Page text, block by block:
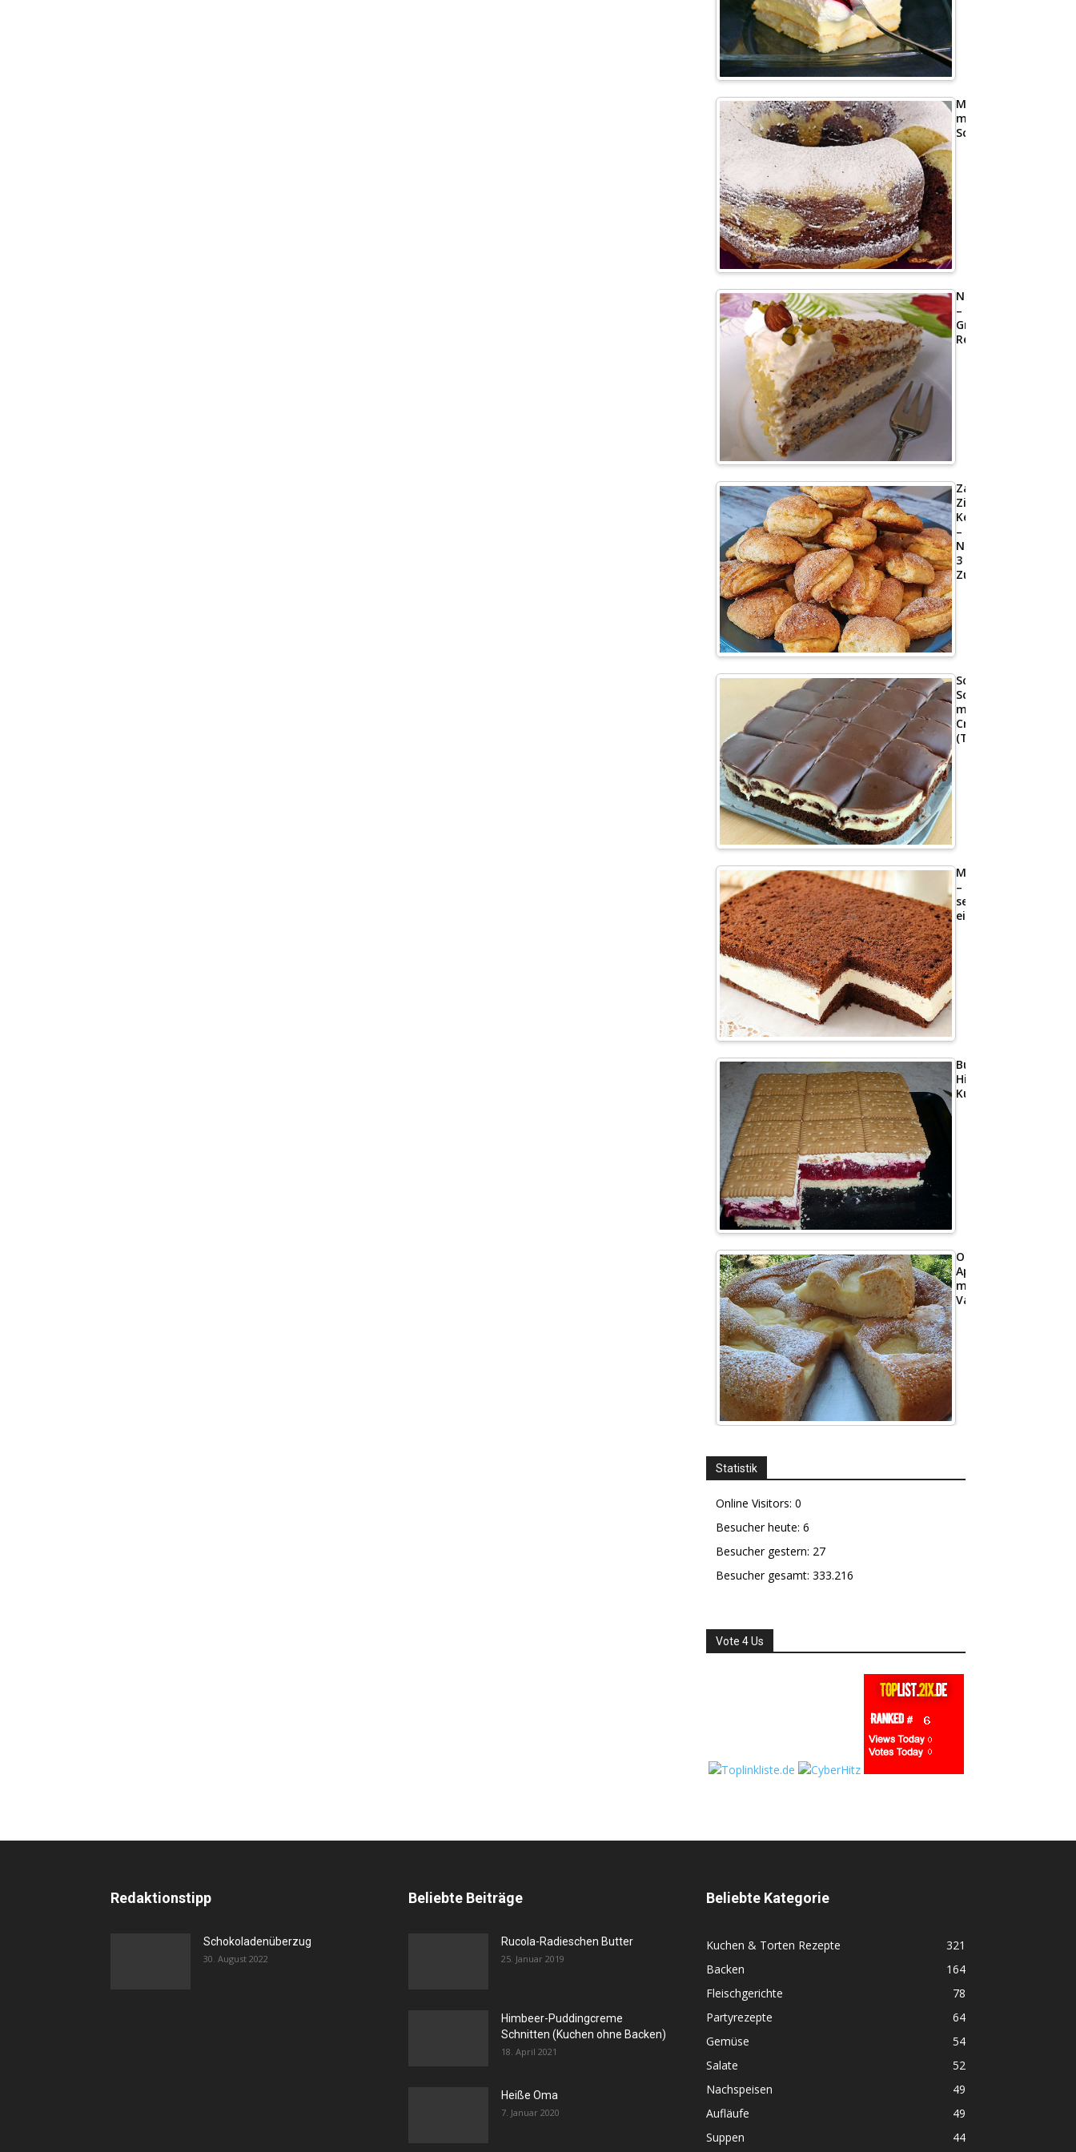
Marmorkuchen
mit
Schmand
Nusstorte
–
Großmutters
Rezept
Zarte
Zimt-
Kekse
–
Nur
3
Zutaten
Schoko
Schnitte
mit
Creme
(Tassenrezept)
–
sehr
einfach
Butterkeks
Himbeer
Kuchen
Omas
Apfelkuchen
mit
Vanillepudding
Statistik
Online Visitors: 0
Besucher heute: 6
Besucher gestern: 27
Besucher gesamt: 333.216
Vote 4 Us
Redaktionstipp
Schokoladenüberzug
30. August 2022
Beliebte Beiträge
Rucola-Radieschen Butter
25. Januar 2019
Himbeer-Puddingcreme
Schnitten (Kuchen ohne Backen)
18. April 2021
Heiße Oma
7. Januar 2020
Beliebte Kategorie
Kuchen & Torten Rezepte
321
Backen
164
Fleischgerichte
78
Partyrezepte
64
Gemüse
54
Salate
52
Nachspeisen
49
Aufläufe
49
Suppen
44